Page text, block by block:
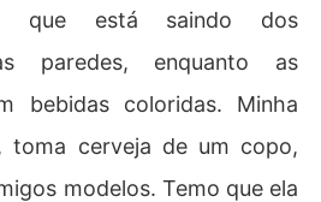
que está saindo dos
paredes, enquanto as
bebidas coloridas. Minha
toma cerveja de um copo,
modelos. Temo que ela